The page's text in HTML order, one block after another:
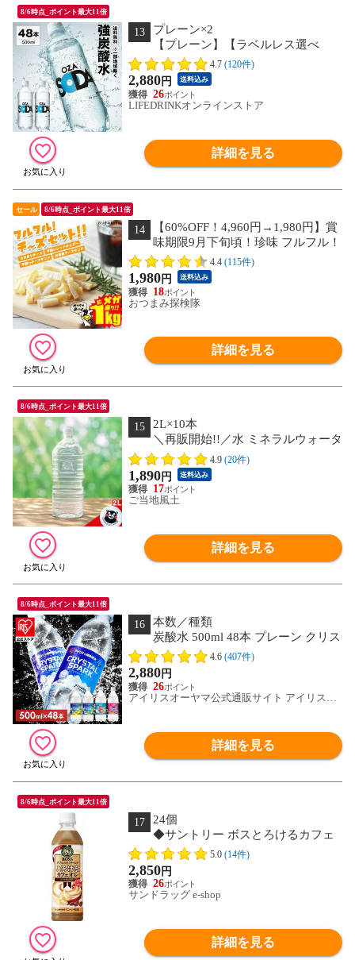
8/6時点_ポイント最大11倍
13
プレーン×2
【プレーン】【ラベルレス選べ
る】炭酸水 500ml 48本 2ケース（24本×
２）強炭酸 炭酸 無糖 OZA SODA プレー
ン レモン ピンクグレープフルーツ ライ
ム 割り材 箱買い ライフドリンクカンパ
4.7 (120件)
2,880円 送料込み
26
LIFEDRINKオンラインストア
詳細を見る
セール 8/6時点_ポイント最大11倍
14
【60%OFF！4,960円→1,980円】賞
味期限9月下旬頃！珍味 フルフル！
チーズセット！ 送料無料 おつまみセッ
ト 1kg 訳あり 酒のつまみ おつまみ お菓
子 おかし チーズ ちーず 大容量 業務用
4.4 (115件)
1,980円 送料込み
18
おつまみ探検隊
詳細を見る
8/6時点_ポイント最大11倍
15
2L×10本
＼再販開始!!／水 ミネラルウォータ
ー 天然水 2L 10本 熊本イオン純天然水
シリカ含有 飲料水 一箱 ラベルレス く
まモン 防災 天然水《7-14営業日以内に
発送予定(土日祝除く)》---
4.9 (20件)
1,890円 送料込み
17
ご当地風土
詳細を見る
8/6時点_ポイント最大11倍
16
本数／種類
炭酸水 500ml 48本 プレーン クリス
タルスパーク CRYSTAL SPARK
500ml×48本 アイリスオーヤマ アイリス
箱 箱買い 無糖 割り材 新生活 ストック
備蓄 [食品] [飲料]
4.6 (407件)
2,880円
26
アイリスオーヤマ公式通販サイト アイリスプ
詳細を見る
8/6時点_ポイント最大11倍
17
24個
◆サントリー ボスとろけるカフェ
オレ 500ml
5.0 (14件)
2,850円
26
サンドラッグ e-shop
詳細を見る